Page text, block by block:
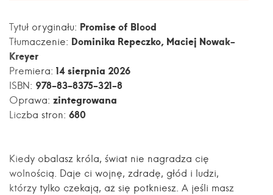
Tytuł oryginału: Promise of Blood
Tłumaczenie: Dominika Repeczko, Maciej Nowak-
Kreyer
Premiera: 14 sierpnia 2026
ISBN: 978-83-8375-321-8
Oprawa: zintegrowana
Liczba stron: 680
Kiedy obalasz króla, świat nie nagradza cię
wolnością. Daje ci wojnę, zdradę, głód i ludzi,
którzy tylko czekają, aż się potkniesz. A jeśli masz